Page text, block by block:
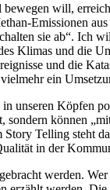
will,
Emissionen
sie ab“.
Klimas und die
und die
ein
unseren Köpfen
sondern können
Telling steht
in der
werden.